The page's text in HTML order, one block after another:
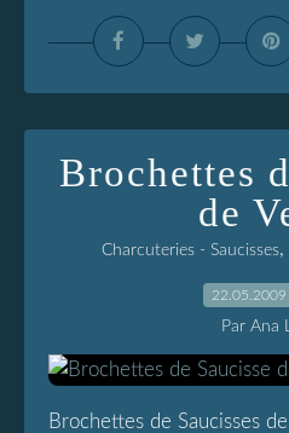
Brochettes
de
Charcuteries - Saucisses,
22.05.2009
Par Ana
Brochettes de Saucisses